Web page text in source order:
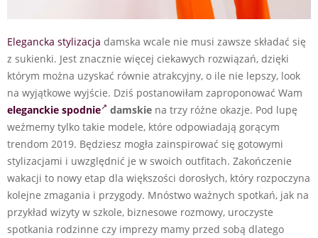
Elegancka stylizacja damska wcale nie musi zawsze składać się
z sukienki. Jest znacznie więcej ciekawych rozwiązań, dzięki
którym można uzyskać równie atrakcyjny, o ile nie lepszy, look
na wyjątkowe wyjście. Dziś postanowiłam zaproponować Wam
eleganckie spodnie
damskie na trzy różne okazje. Pod lupę
weźmemy tylko takie modele, które odpowiadają gorącym
trendom 2019. Będziesz mogła zainspirować się gotowymi
stylizacjami i uwzględnić je w swoich outfitach. Zakończenie
wakacji to nowy etap dla większości dorosłych, który rozpoczyna
kolejne zmagania i przygody. Mnóstwo ważnych spotkań, jak na
przykład wizyty w szkole, biznesowe rozmowy, uroczyste
spotkania rodzinne czy imprezy mamy przed sobą dlatego